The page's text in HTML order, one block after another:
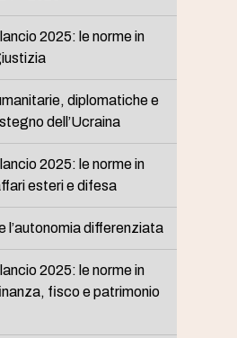
2025: le norme in
diplomatiche e
dell’Ucraina
2025: le norme in
esteri e difesa
l’autonomia differenziata
2025: le norme in
fisco e patrimonio